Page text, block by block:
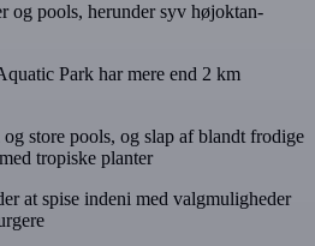
og pools, herunder syv højoktan-
Park har mere end 2 km
store pools, og slap af blandt frodige
tropiske planter
at spise indeni med valgmuligheder